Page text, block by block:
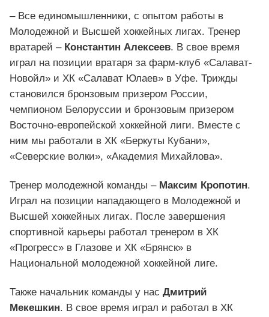
– Все единомышленники, с опытом работы в
Молодежной и Высшей хоккейных лигах. Тренер
вратарей –Константин Алексеев. В свое время
играл на позиции вратаря за фарм-клуб «Салават-
Новойл» и ХК «Салават Юлаев» в Уфе. Трижды
становился бронзовым призером России,
чемпионом Белоруссии и бронзовым призером
Восточно-европейской хоккейной лиги. Вместе с
ним мы работали в ХК «Беркуты Кубани»,
«Северские волки», «Академия Михайлова».
Тренер молодежной команды – Максим Кропотин.
Играл на позиции нападающего в Молодежной и
Высшей хоккейных лигах. После завершения
спортивной карьеры работал тренером в ХК
«Прогресс» в Глазове и ХК «Брянск» в
Национальной молодежной хоккейной лиге.
Также начальник команды у нас Дмитрий
Мекешкин. В свое время играл и работал в ХК